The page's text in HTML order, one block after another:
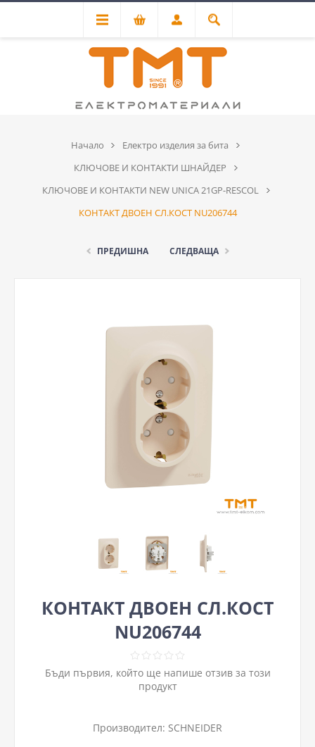
Начало
Електро изделия за бита
КЛЮЧОВЕ И КОНТАКТИ ШНАЙДЕР
КЛЮЧОВЕ И КОНТАКТИ NEW UNICA 21GP-RESCOL
КОНТАКТ ДВОЕН СЛ.КОСТ NU206744
ПРЕДИШНА СЛЕДВАЩА
КОНТАКТ ДВОЕН СЛ.КОСТ
NU206744
Бъди първия, който ще напише отзив за този
продукт
Производител: SCHNEIDER